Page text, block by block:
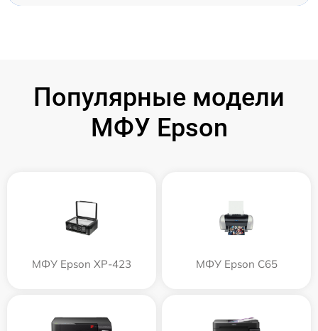
Популярные модели
МФУ Epson
МФУ Epson XP-423 МФУ Epson C65